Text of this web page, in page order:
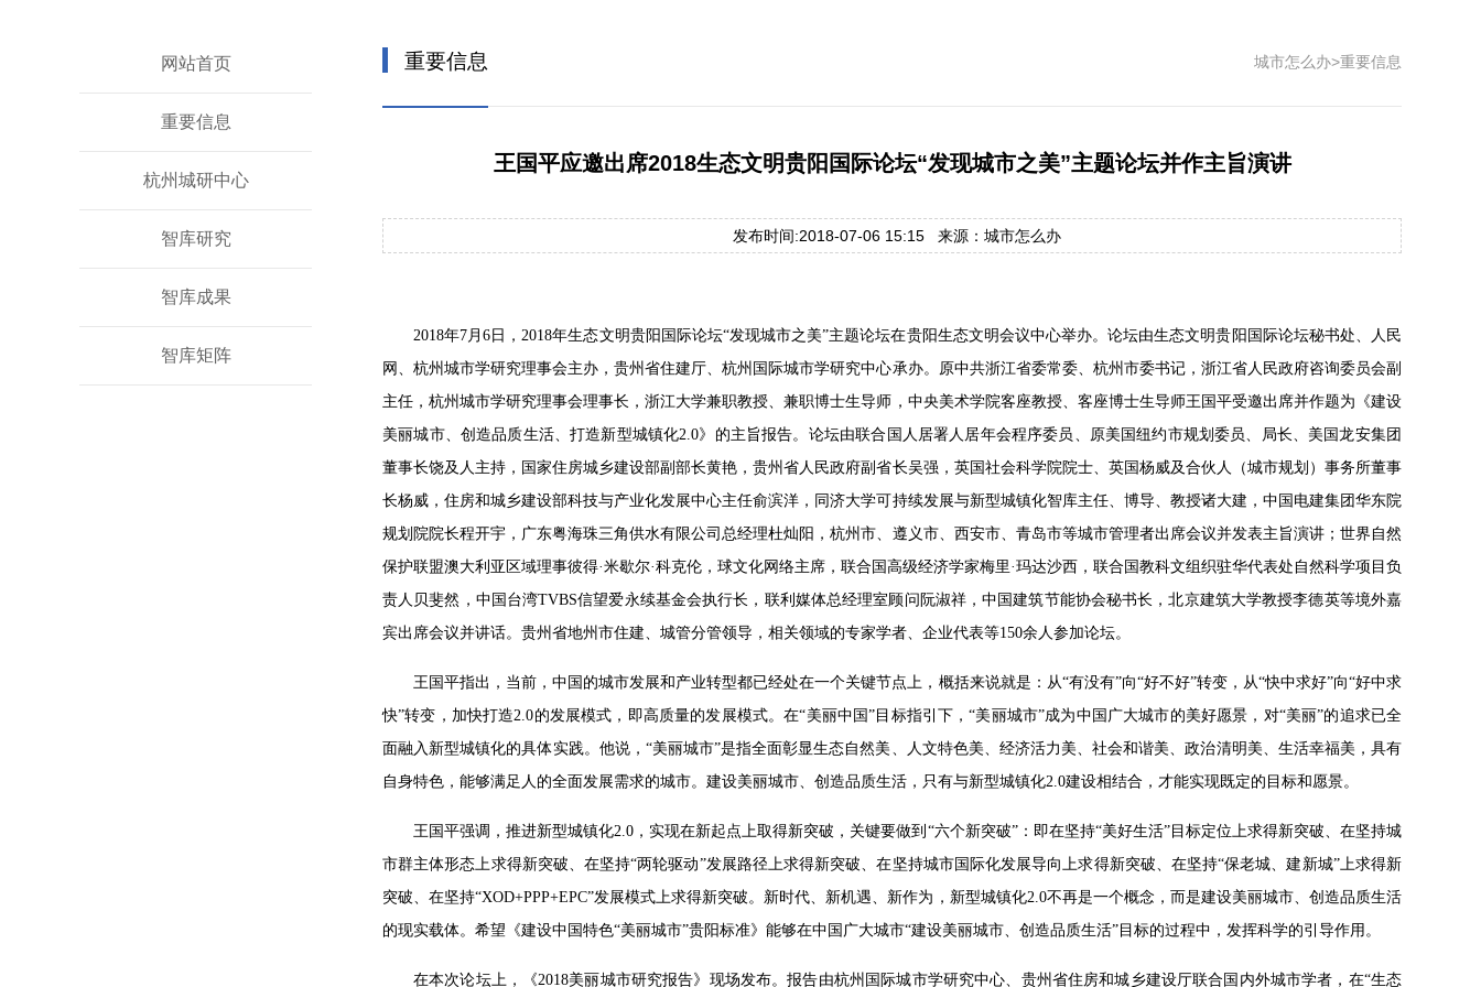
网站首页
重要信息
杭州城研中心
智库研究
智库成果
智库矩阵
重要信息 城市怎么办>重要信息
王国平应邀出席2018生态文明贵阳国际论坛“发现城市之美”主题论坛并作主旨演讲
发布时间:2018-07-06 15:15 来源：城市怎么办
2018年7月6日，2018年生态文明贵阳国际论坛“发现城市之美”主题论坛在贵阳生态文明会议中心举办。论坛由生态文明贵阳国际论坛秘书处、人民
网、杭州城市学研究理事会主办，贵州省住建厅、杭州国际城市学研究中心承办。原中共浙江省委常委、杭州市委书记，浙江省人民政府咨询委员会副
主任，杭州城市学研究理事会理事长，浙江大学兼职教授、兼职博士生导师，中央美术学院客座教授、客座博士生导师王国平受邀出席并作题为《建设
美丽城市、创造品质生活、打造新型城镇化2.0》的主旨报告。论坛由联合国人居署人居年会程序委员、原美国纽约市规划委员、局长、美国龙安集团
董事长饶及人主持，国家住房城乡建设部副部长黄艳，贵州省人民政府副省长吴强，英国社会科学院院士、英国杨威及合伙人（城市规划）事务所董事
长杨威，住房和城乡建设部科技与产业化发展中心主任俞滨洋，同济大学可持续发展与新型城镇化智库主任、博导、教授诸大建，中国电建集团华东院
规划院院长程开宇，广东粤海珠三角供水有限公司总经理杜灿阳，杭州市、遵义市、西安市、青岛市等城市管理者出席会议并发表主旨演讲；世界自然
保护联盟澳大利亚区域理事彼得·米歇尔·科克伦，球文化网络主席，联合国高级经济学家梅里·玛达沙西，联合国教科文组织驻华代表处自然科学项目负
责人贝斐然，中国台湾TVBS信望爱永续基金会执行长，联利媒体总经理室顾问阮淑祥，中国建筑节能协会秘书长，北京建筑大学教授李德英等境外嘉
宾出席会议并讲话。贵州省地州市住建、城管分管领导，相关领域的专家学者、企业代表等150余人参加论坛。
王国平指出，当前，中国的城市发展和产业转型都已经处在一个关键节点上，概括来说就是：从“有没有”向“好不好”转变，从“快中求好”向“好中求
快”转变，加快打造2.0的发展模式，即高质量的发展模式。在“美丽中国”目标指引下，“美丽城市”成为中国广大城市的美好愿景，对“美丽”的追求已全
面融入新型城镇化的具体实践。他说，“美丽城市”是指全面彰显生态自然美、人文特色美、经济活力美、社会和谐美、政治清明美、生活幸福美，具有
自身特色，能够满足人的全面发展需求的城市。建设美丽城市、创造品质生活，只有与新型城镇化2.0建设相结合，才能实现既定的目标和愿景。
王国平强调，推进新型城镇化2.0，实现在新起点上取得新突破，关键要做到“六个新突破”：即在坚持“美好生活”目标定位上求得新突破、在坚持城
市群主体形态上求得新突破、在坚持“两轮驱动”发展路径上求得新突破、在坚持城市国际化发展导向上求得新突破、在坚持“保老城、建新城”上求得新
突破、在坚持“XOD+PPP+EPC”发展模式上求得新突破。新时代、新机遇、新作为，新型城镇化2.0不再是一个概念，而是建设美丽城市、创造品质生活
的现实载体。希望《建设中国特色“美丽城市”贵阳标准》能够在中国广大城市“建设美丽城市、创造品质生活”目标的过程中，发挥科学的引导作用。
在本次论坛上，《2018美丽城市研究报告》现场发布。报告由杭州国际城市学研究中心、贵州省住房和城乡建设厅联合国内外城市学者，在“生态